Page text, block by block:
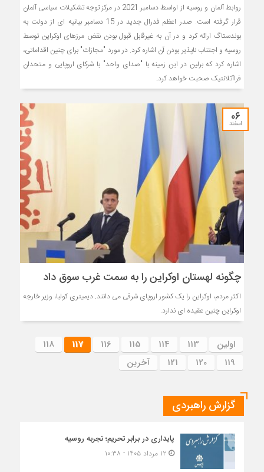
روابط آلمان و روسیه از اواسط دسامبر 2021 در مرکز توجه تشکیلات سیاسی آلمان
قرار گرفته است. صدر اعظم فدرال جدید در 15 دسامبر بیانیه ای از دولت به
بوندستاگ ارائه کرد و در آن به غیرقابل قبول بودن نقض مرزهای اوکراین توسط
روسیه و اجتناب ناپذیر بودن آن اشاره کرد. در مورد "مجازات" برای چنین اقداماتی،
اشاره کرد که برلین در این زمینه با "صدای واحد" با شرکای اروپایی و متحدان
فراآتلانتیک صحبت خواهد کرد.
۰۶
اسفند
چگونه لهستان اوکراین را به سمت غرب سوق داد
اکثر مردم، اوکراین را یک کشور اروپای شرقی می دانند. دیمیتری کولبا، وزیر خارجه
اوکراین چنین عقیده ای ندارد.
اولین 113
114
115
116
117
118
119
120
121 آخرین
گزارش راهبردی
پایداری در برابر تحریم؛ تجربه روسیه
۱۲ مرداد ۱۴۰۵ - ۱۰:۳۸